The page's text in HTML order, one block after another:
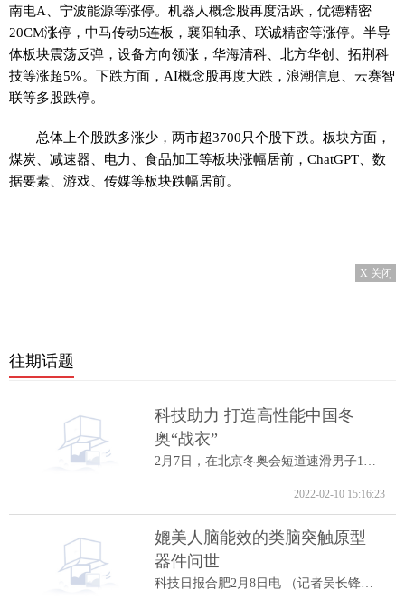
南电A、宁波能源等涨停。机器人概念股再度活跃，优德精密
20CM涨停，中马传动5连板，襄阳轴承、联诚精密等涨停。半导
体板块震荡反弹，设备方向领涨，华海清科、北方华创、拓荆科
技等涨超5%。下跌方面，AI概念股再度大跌，浪潮信息、云赛智
联等多股跌停。
总体上个股跌多涨少，两市超3700只个股下跌。板块方面，
煤炭、减速器、电力、食品加工等板块涨幅居前，ChatGPT、数
据要素、游戏、传媒等板块跌幅居前。
X 关闭
往期话题
科技助力 打造高性能中国冬
奥“战衣”
2月7日，在北京冬奥会短道速滑男子1000米A...
2022-02-10 15:16:23
媲美人脑能效的类脑突触原型
器件问世
科技日报合肥2月8日电 （记者吴长锋）8日...